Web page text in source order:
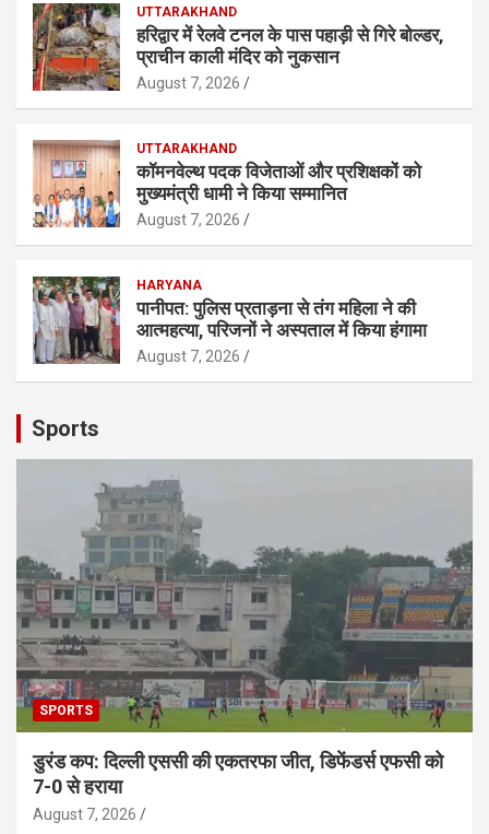
UTTARAKHAND
हरिद्वार में रेलवे टनल के पास पहाड़ी से गिरे बोल्डर,
प्राचीन काली मंदिर को नुकसान
August 7, 2026
UTTARAKHAND
कॉमनवेल्थ पदक विजेताओं और प्रशिक्षकों को
मुख्यमंत्री धामी ने किया सम्मानित
August 7, 2026
HARYANA
पानीपत: पुलिस प्रताड़ना से तंग महिला ने की
आत्महत्या, परिजनों ने अस्पताल में किया हंगामा
August 7, 2026
Sports
SPORTS
डुरंड कप: दिल्ली एससी की एकतरफा जीत, डिफेंडर्स एफसी को
7-0 से हराया
August 7, 2026